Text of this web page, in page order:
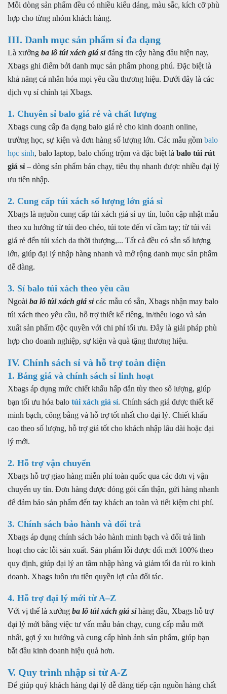
Mỗi dòng sản phẩm đều có nhiều kiểu dáng, màu sắc, kích cỡ phù
hợp cho từng nhóm khách hàng.
III. Danh mục sản phẩm sỉ đa dạng
Là xưởng ba lô túi xách giá sỉđáng tin cậy hàng đầu hiện nay,
Xbags ghi điểm bởi danh mục sản phẩm phong phú. Đặc biệt là
khả năng cá nhân hóa mọi yêu cầu thương hiệu. Dưới đây là các
dịch vụ sỉ chính tại Xbags.
1. Chuyên sỉ balo giá rẻ và chất lượng
Xbags cung cấp đa dạng balo giá rẻ cho kinh doanh online,
trường học, sự kiện và đơn hàng số lượng lớn. Các mẫu gồm balo
học sinh, balo laptop, balo chống trộm và đặc biệt là balo túi rút
giá sỉ – dòng sản phẩm bán chạy, tiêu thụ nhanh được nhiều đại lý
ưu tiên nhập.
2. Cung cấp túi xách số lượng lớn giá sỉ
Xbags là nguồn cung cấp túi xách giá sỉ uy tín, luôn cập nhật mẫu
theo xu hướng từ túi đeo chéo, túi tote đến ví cầm tay; từ túi vải
giá rẻ đến túi xách da thời thượng,... Tất cả đều có sẵn số lượng
lớn, giúp đại lý nhập hàng nhanh và mở rộng danh mục sản phẩm
dễ dàng.
3. Sỉ balo túi xách theo yêu cầu
Ngoài ba lô túi xách giá sỉcác mẫu có sẵn, Xbags nhận may balo
túi xách theo yêu cầu, hỗ trợ thiết kế riêng, in/thêu logo và sản
xuất sản phẩm độc quyền với chi phí tối ưu. Đây là giải pháp phù
hợp cho doanh nghiệp, sự kiện và quà tặng thương hiệu.
IV. Chính sách sỉ và hỗ trợ toàn diện
1. Bảng giá và chính sách sỉ linh hoạt
Xbags áp dụng mức chiết khấu hấp dẫn tùy theo số lượng, giúp
bạn tối ưu hóa balo túi xách giá sỉ. Chính sách giá được thiết kế
minh bạch, công bằng và hỗ trợ tốt nhất cho đại lý. Chiết khấu
cao theo số lượng, hỗ trợ giá tốt cho khách nhập lâu dài hoặc đại
lý mới.
2. Hỗ trợ vận chuyển
Xbags hỗ trợ giao hàng miễn phí toàn quốc qua các đơn vị vận
chuyển uy tín. Đơn hàng được đóng gói cẩn thận, gửi hàng nhanh
để đảm bảo sản phẩm đến tay khách an toàn và tiết kiệm chi phí.
3. Chính sách bảo hành và đổi trả
Xbags áp dụng chính sách bảo hành minh bạch và đổi trả linh
hoạt cho các lỗi sản xuất. Sản phẩm lỗi được đổi mới 100% theo
quy định, giúp đại lý an tâm nhập hàng và giảm tối đa rủi ro kinh
doanh. Xbags luôn ưu tiên quyền lợi của đối tác.
4. Hỗ trợ đại lý mới từ A–Z
Với vị thế là xưởng ba lô túi xách giá sỉhàng đầu, Xbags hỗ trợ
đại lý mới bằng việc tư vấn mẫu bán chạy, cung cấp mẫu mới
nhất, gợi ý xu hướng và cung cấp hình ảnh sản phẩm, giúp bạn
bắt đầu kinh doanh hiệu quả hơn.
V. Quy trình nhập sỉ từ A-Z
Để giúp quý khách hàng đại lý dễ dàng tiếp cận nguồn hàng chất